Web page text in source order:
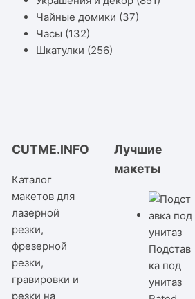
Чайные домики (37)
Часы (132)
Шкатулки (256)
CUTME.INFO
Каталог
макетов для
лазерной
резки,
фрезерной
резки,
гравировки и
резки на
Лучшие
макеты
Подстав
ка под
унитаз